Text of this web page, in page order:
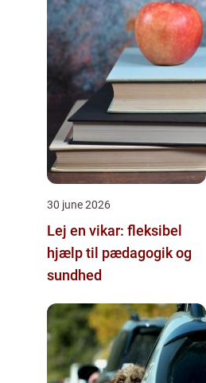
30 june 2026
Lej en vikar: fleksibel
hjælp til pædagogik og
sundhed